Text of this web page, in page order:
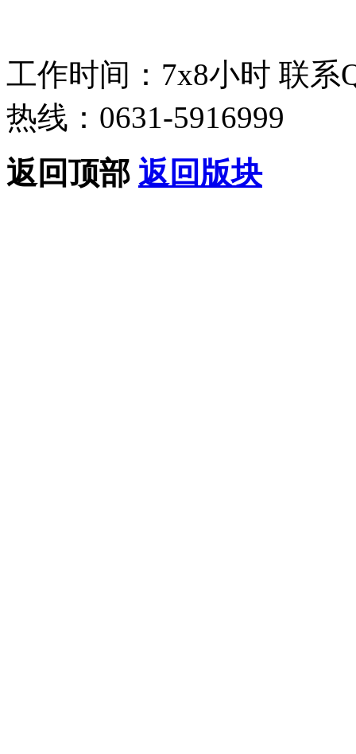
工作时间：7x8小时 联系
热线：0631-5916999
返回顶部 返回版块